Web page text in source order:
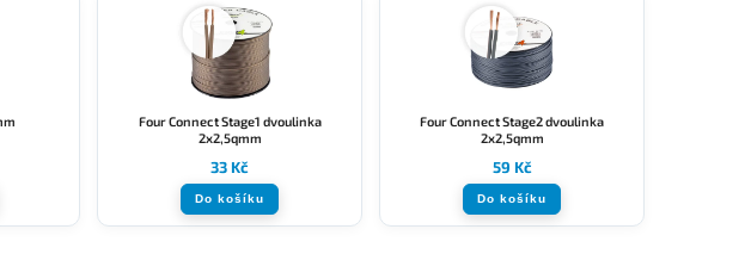
Four Connect Stage1 dvoulinka
2x2,5qmm
33 Kč
Do košíku
Four Connect Stage2 dvoulinka
2x2,5qmm
59 Kč
Do košíku